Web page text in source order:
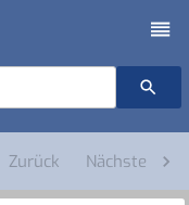
Zurück Nächste